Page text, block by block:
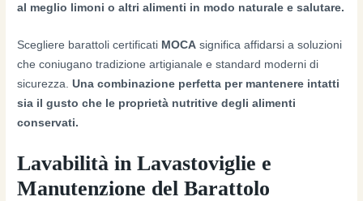
al meglio limoni o altri alimenti in modo naturale e salutare.
Scegliere barattoli certificati MOCA significa affidarsi a soluzioni
che coniugano tradizione artigianale e standard moderni di
sicurezza.Una combinazione perfetta per mantenere intatti
sia il gusto che le proprietà nutritive degli alimenti
conservati.
Lavabilità in Lavastoviglie e
Manutenzione del Barattolo